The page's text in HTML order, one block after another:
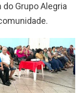
Grupo Alegria